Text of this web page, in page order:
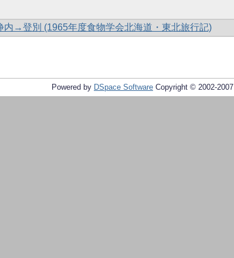
内→登別 (1965年度食物学会北海道・東北旅行記)
Powered by DSpace Software Copyright © 2002-2007